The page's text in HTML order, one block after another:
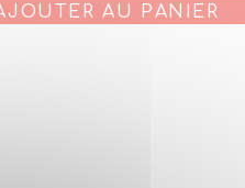
AU PANIER